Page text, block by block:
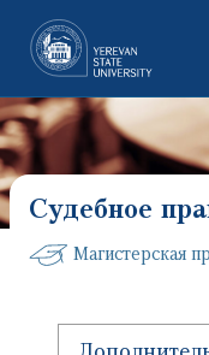
Судебное
Магистерская